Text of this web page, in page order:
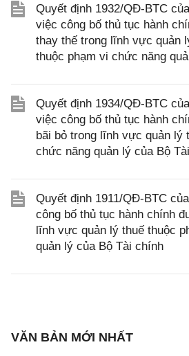
Quyết định 1932/QĐ-BTC
việc công bố thủ tục hành
thay thế trong lĩnh vực quản
thuộc phạm vi chức năng
Quyết định 1934/QĐ-BTC
việc công bố thủ tục hành
bãi bỏ trong lĩnh vực quản lý
chức năng quản lý của Bộ
Quyết định 1911/QĐ-BTC
công bố thủ tục hành chính
lĩnh vực quản lý thuế thuộc
quản lý của Bộ Tài chính
VĂN BẢN MỚI NHẤT